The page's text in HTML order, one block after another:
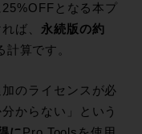
25%OFFとなる本プ
ば、 永続版の約
算です。
のライセンスが必
からない」という